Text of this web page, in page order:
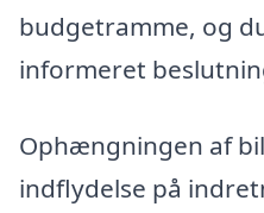
budgetramme, og
informeret
Ophængningen af
indflydelse på